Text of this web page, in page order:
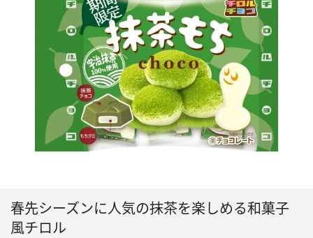
春先シーズンに人気の抹茶を楽しめる和菓子
風チロル